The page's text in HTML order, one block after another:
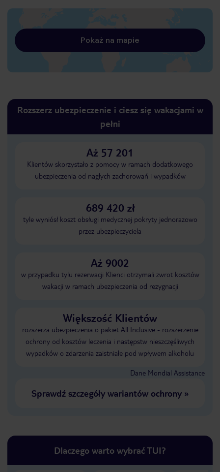
Pokaż na mapie
Rozszerz ubezpieczenie i ciesz się wakacjami w
pełni
Aż 57 201
Klientów skorzystało z pomocy w ramach dodatkowego
ubezpieczenia od nagłych zachorowań i wypadków
689 420 zł
tyle wyniósł koszt obsługi medycznej pokryty jednorazowo
przez ubezpieczyciela
Aż 9002
w przypadku tylu rezerwacji Klienci otrzymali zwrot kosztów
wakacji w ramach ubezpieczenia od rezygnacji
Większość Klientów
rozszerza ubezpieczenia o pakiet All Inclusive - rozszerzenie
ochrony od kosztów leczenia i następstw nieszczęśliwych
wypadków o zdarzenia zaistniałe pod wpływem alkoholu
Dane Mondial Assistance
Sprawdź szczegóły wariantów ochrony»
Dlaczego warto wybrać TUI?